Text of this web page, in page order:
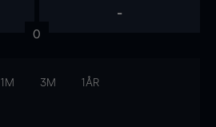
-
0
1M 3M 1ÅR